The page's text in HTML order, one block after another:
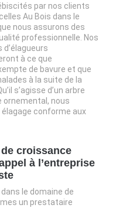
par nos clients
Au Bois dans le
nous assurons des
professionnelle. Nos
à ce que
de bavure et que
à la suite de la
s’agisse d’un arbre
ornemental, nous
conforme aux
croissance
à l’entreprise
le domaine de
un prestataire